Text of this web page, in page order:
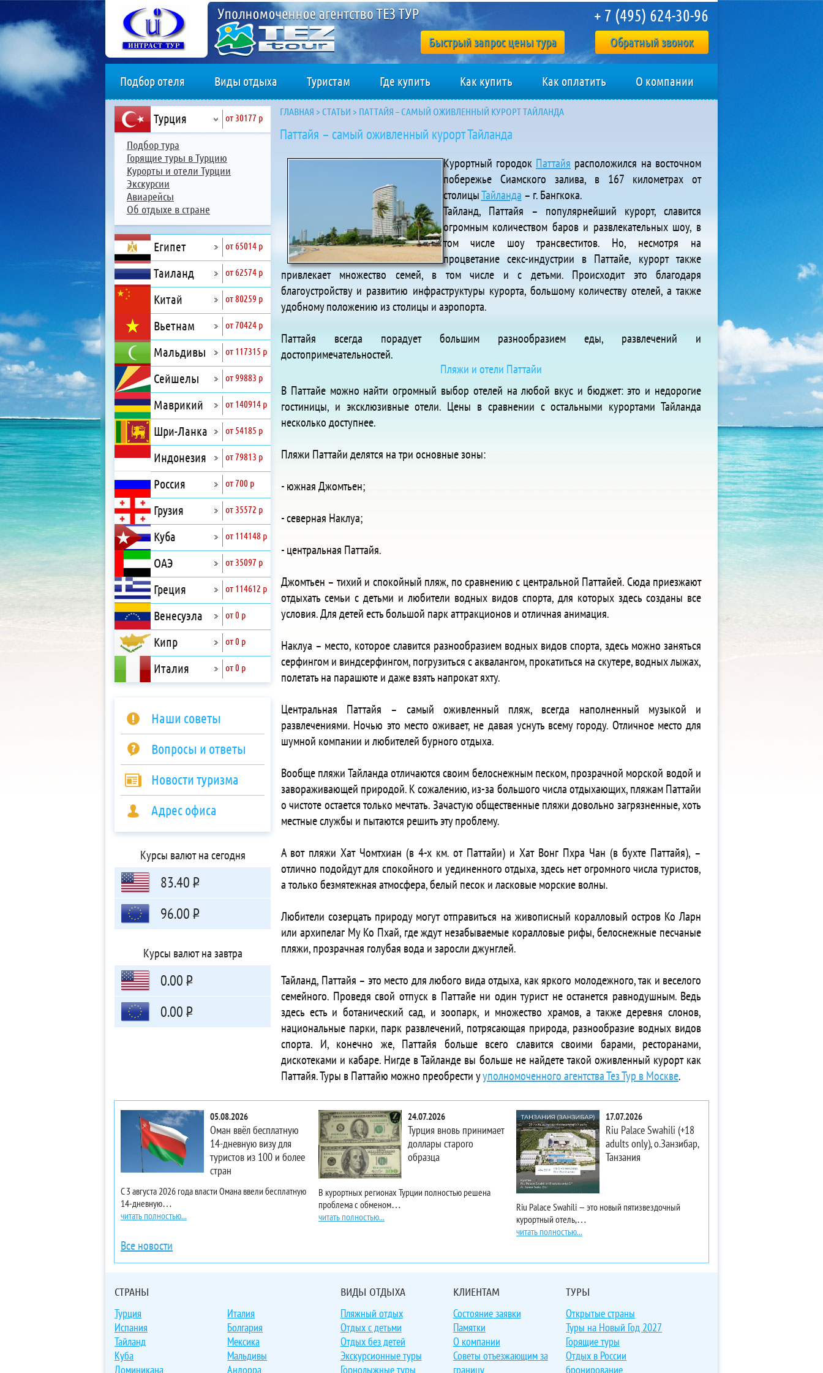
Быстрый запрос цены тура Обратный звонок
+ 7 (495) 624-30-96
Подбор отеля Виды отдыха Туристам Где купить Как купить Как оплатить О компании
Турция от 30177 р
Подбор тура
Горящие туры в Турцию
Курорты и отели Турции
Экскурсии
Авиарейсы
Об отдыхе в стране
Египет от 65014 р
Таиланд от 62574 р
Китай от 80259 р
Вьетнам от 70424 р
Мальдивы от 117315 р
Сейшелы от 99883 р
Маврикий от 140914 р
Шри-Ланка от 54185 р
Индонезия от 79813 р
Россия от 700 р
Грузия от 35572 р
Куба от 114148 р
ОАЭ от 35097 р
Греция от 114612 р
Венесуэла от 0 р
Кипр от 0 р
Италия от 0 р
Наши советы
Вопросы и ответы
Новости туризма
Адрес офиса
Курсы валют на сегодня
83.40Р
96.00Р
Курсы валют на завтра
0.00Р
0.00Р
ГЛАВНАЯ > СТАТЬИ > ПАТТАЙЯ – САМЫЙ ОЖИВЛЕННЫЙ КУРОРТ ТАЙЛАНДА
Паттайя – самый оживленный курорт Тайланда
Курортный городок Паттайя расположился на восточном
побережье Сиамского залива, в 167 километрах от
столицыТайланда – г. Бангкока.
Тайланд, Паттайя – популярнейший курорт, славится
огромным количеством баров и развлекательных шоу, в
том числе шоу трансвеститов. Но, несмотря на
процветание секс-индустрии в Паттайе, курорт также
привлекает множество семей, в том числе и с детьми. Происходит это благодаря
благоустройству и развитию инфраструктуры курорта, большому количеству отелей, а также
удобному положению из столицы и аэропорта.
Паттайя всегда порадует большим разнообразием еды, развлечений и
достопримечательностей.
Пляжи и отели Паттайи
В Паттайе можно найти огромный выбор отелей на любой вкус и бюджет: это и недорогие
гостиницы, и эксклюзивные отели. Цены в сравнении с остальными курортами Тайланда
несколько доступнее.
Пляжи Паттайи делятся на три основные зоны:
- южная Джомтьен;
- северная Наклуа;
- центральная Паттайя.
Джомтьен – тихий и спокойный пляж, по сравнению с центральной Паттайей. Сюда приезжают
отдыхать семьи с детьми и любители водных видов спорта, для которых здесь созданы все
условия. Для детей есть большой парк аттракционов и отличная анимация.
Наклуа – место, которое славится разнообразием водных видов спорта, здесь можно заняться
серфингом и виндсерфингом, погрузиться с аквалангом, прокатиться на скутере, водных лыжах,
полетать на парашюте и даже взять напрокат яхту.
Центральная Паттайя – самый оживленный пляж, всегда наполненный музыкой и
развлечениями. Ночью это место оживает, не давая уснуть всему городу. Отличное место для
шумной компании и любителей бурного отдыха.
Вообще пляжи Тайланда отличаются своим белоснежным песком, прозрачной морской водой и
завораживающей природой. К сожалению, из-за большого числа отдыхающих, пляжам Паттайи
о чистоте остается только мечтать. Зачастую общественные пляжи довольно загрязненные, хоть
местные службы и пытаются решить эту проблему.
А вот пляжи Хат Чомтхиан (в 4-х км. от Паттайи) и Хат Вонг Пхра Чан (в бухте Паттайя), –
отлично подойдут для спокойного и уединенного отдыха, здесь нет огромного числа туристов,
а только безмятежная атмосфера, белый песок и ласковые морские волны.
Любители созерцать природу могут отправиться на живописный коралловый остров Ко Ларн
или архипелаг Му Ко Пхай, где ждут незабываемые коралловые рифы, белоснежные песчаные
пляжи, прозрачная голубая вода и заросли джунглей.
Тайланд, Паттайя – это место для любого вида отдыха, как яркого молодежного, так и веселого
семейного. Проведя свой отпуск в Паттайе ни один турист не останется равнодушным. Ведь
здесь есть и ботанический сад, и зоопарк, и множество храмов, а также деревня слонов,
национальные парки, парк развлечений, потрясающая природа, разнообразие водных видов
спорта. И, конечно же, Паттайя больше всего славится своими барами, ресторанами,
дискотеками и кабаре. Нигде в Тайланде вы больше не найдете такой оживленный курорт как
Паттайя. Туры в Паттайю можно преобрести ууполномоченного агентства Тез Тур в Москве.
05.08.2026
Оман ввёл бесплатную
14-дневную визу для
туристов из 100 и более
стран
С 3 августа 2026 года власти Омана ввели бесплатную
14-дневную…
читать полностью...
24.07.2026
Турция вновь принимает
доллары старого
образца
В курортных регионах Турции полностью решена
проблема с обменом…
читать полностью...
17.07.2026
Riu Palace Swahili (+18
adults only), о.Занзибар,
Танзания
Riu Palace Swahili — это новый пятизвездочный
курортный отель,…
читать полностью...
Все новости
СТРАНЫ
Турция
Испания
Тайланд
Куба
Доминикана
Италия
Болгария
Мексика
Мальдивы
Андорра
ВИДЫ ОТДЫХА
Пляжный отдых
Отдых с детьми
Отдых без детей
Экскурсионные туры
Горнолыжные туры
КЛИЕНТАМ
Состояние заявки
Памятки
О компании
Советы отъезжающим за
границу
ТУРЫ
Открытые страны
Туры на Новый Год 2027
Горящие туры
Отдых в России
бронирование